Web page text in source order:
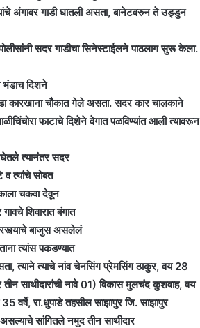
अंगावर गाडी घातली असता, बानेटवरुन ते उड्डुन
सदर गाडीचा सिनेस्टाईलने पाठलाग सुरू केला.
भंडाच दिशने
कारखाना चौकात गेले असता. सदर कार चालकाने
फाटाचे दिशेने वेगात पळविण्यांत आली त्यावरून
घेतले त्यानंतर सदर
व त्यांचे सोबत
चकवा देवून
शिवारात बंगात
रस्त्याचे बाजुस असलेलं
त्यांस पकडण्यात
त्याने त्याचे नांव चेनसिंग प्रेमसिंग ठाकुर, वय 28
तीन साथीदारांची नावे 01) विकास मुलचंद कुशवाह, वय
वर्षे, रा.धुपाडे तहसील साझापुर जि. साझापुर
सांगितले नमुद तीन साथीदार